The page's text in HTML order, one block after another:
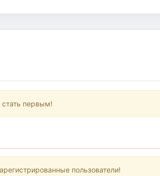
первым!
пользователи!